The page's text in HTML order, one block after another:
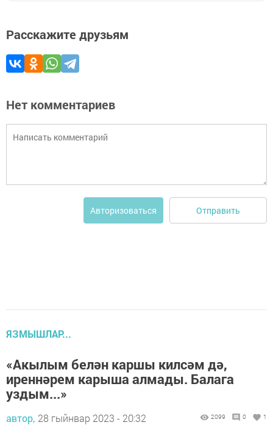
Расскажите друзьям
Нет комментариев
Авторизоваться Отправить
ЯЗМЫШЛАР...
«Акылым белән каршы килсәм дә,
иреннәрем карыша алмады. Балага
уздым...»
автор, 28 гыйнвар 2023 - 20:32 2099 0 1